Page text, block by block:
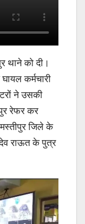
थाने को दी।
कर्मचारी
ने उसकी
रेफर कर
जिले के
राऊत के पुत्र